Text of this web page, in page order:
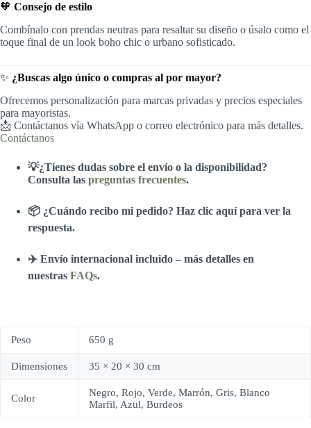
🧡 Consejo de estilo
Combínalo con prendas neutras para resaltar su diseño o úsalo como el
toque final de un look boho chic o urbano sofisticado.
✨ ¿Buscas algo único o compras al por mayor?
Ofrecemos personalización para marcas privadas y precios especiales
para mayoristas.
📩 Contáctanos vía WhatsApp o correo electrónico para más detalles.
Contáctanos
💡¿Tienes dudas sobre el envío o la disponibilidad?
Consulta las preguntas frecuentes.
📦 ¿Cuándo recibo mi pedido? Haz clic aquí para ver la
respuesta.
✈️ Envío internacional incluido – más detalles en
nuestras FAQs.
Peso 650 g
Dimensiones 35 × 20 × 30 cm
Color
Negro, Rojo, Verde, Marrón, Gris, Blanco
Marfil, Azul, Burdeos